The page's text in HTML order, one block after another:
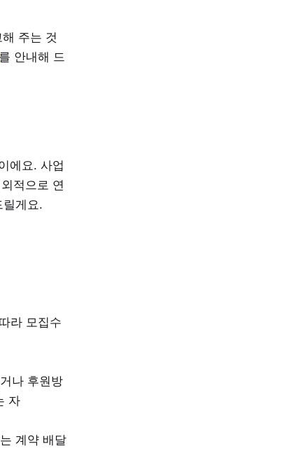
주는 것
를 안내해 드
에요. 사업
적으로 연
게요.
라 모집수
나 후원방
자
계약 배달